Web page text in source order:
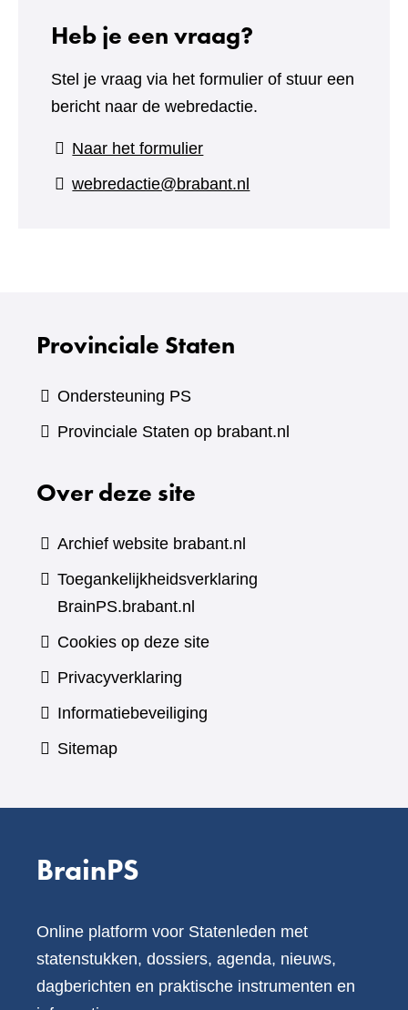
Heb je een vraag?
Stel je vraag via het formulier of stuur een
bericht naar de webredactie.
Naar het formulier(verwijst
naar
webredactie@brabant.nl
Provinciale Staten
Ondersteuning PS
Provinciale Staten op brabant.nl
Over deze site
Archief website brabant.nl
Toegankelijkheidsverklaring
BrainPS.brabant.nl
Cookies op deze site
Privacyverklaring
Informatiebeveiliging
Sitemap
BrainPS
Online platform voor Statenleden met
statenstukken, dossiers, agenda, nieuws,
dagberichten en praktische instrumenten en